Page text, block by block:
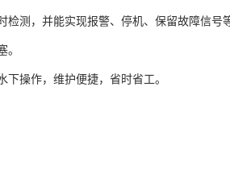
测，并能实现报警、停机、保留故障信号
操作，维护便捷，省时省工。